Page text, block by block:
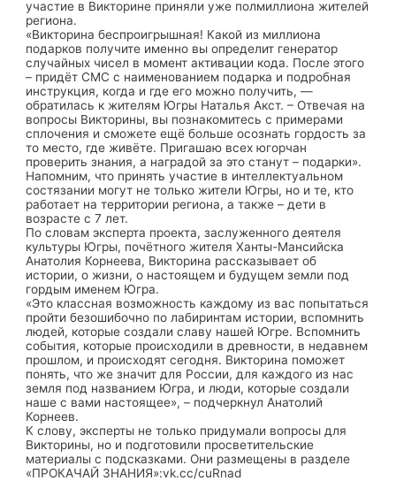
участие в Викторине приняли уже полмиллиона жителей
региона.
«Викторина беспроигрышная! Какой из миллиона
подарков получите именно вы определит генератор
случайных чисел в момент активации кода. После этого
– придёт СМС с наименованием подарка и подробная
инструкция, когда и где его можно получить, —
обратилась к жителям Югры Наталья Акст. – Отвечая на
вопросы Викторины, вы познакомитесь с примерами
сплочения и сможете ещё больше осознать гордость за
то место, где живёте. Пригашаю всех югорчан
проверить знания, а наградой за это станут – подарки».
Напомним, что принять участие в интеллектуальном
состязании могут не только жители Югры, но и те, кто
работает на территории региона, а также – дети в
возрасте с 7 лет.
По словам эксперта проекта, заслуженного деятеля
культуры Югры, почётного жителя Ханты-Мансийска
Анатолия Корнеева, Викторина рассказывает об
истории, о жизни, о настоящем и будущем земли под
гордым именем Югра.
«Это классная возможность каждому из вас попытаться
пройти безошибочно по лабиринтам истории, вспомнить
людей, которые создали славу нашей Югре. Вспомнить
события, которые происходили в древности, в недавнем
прошлом, и происходят сегодня. Викторина поможет
понять, что же значит для России, для каждого из нас
земля под названием Югра, и люди, которые создали
наше с вами настоящее», – подчеркнул Анатолий
Корнеев.
К слову, эксперты не только придумали вопросы для
Викторины, но и подготовили просветительские
материалы с подсказками. Они размещены в разделе
«ПРОКАЧАЙ ЗНАНИЯ»:vk.cc/cuRnad